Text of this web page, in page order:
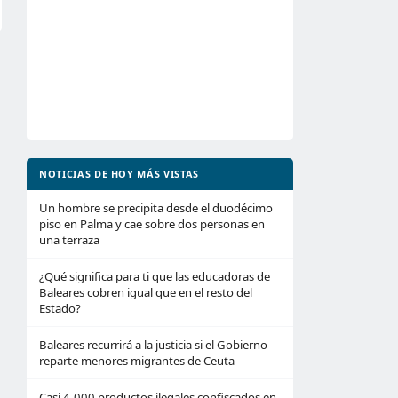
NOTICIAS DE HOY MÁS VISTAS
Un hombre se precipita desde el duodécimo
piso en Palma y cae sobre dos personas en
una terraza
¿Qué significa para ti que las educadoras de
Baleares cobren igual que en el resto del
Estado?
Baleares recurrirá a la justicia si el Gobierno
reparte menores migrantes de Ceuta